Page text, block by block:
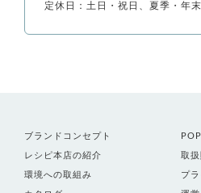
定休日：土日・祝日、夏季・年
ブランドコンセプト
レシピ本店の紹介 取
環境への取組み プ